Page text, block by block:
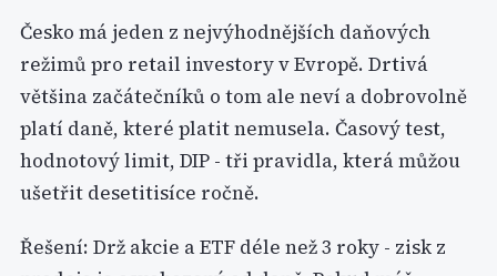
Česko má jeden z nejvýhodnějších daňových
režimů pro retail investory v Evropě. Drtivá
většina začátečníků o tom ale neví a dobrovolně
platí daně, které platit nemusela. Časový test,
hodnotový limit, DIP - tři pravidla, která můžou
ušetřit desetitisíce ročně.
Řešení: Drž akcie a ETF déle než 3 roky - zisk z